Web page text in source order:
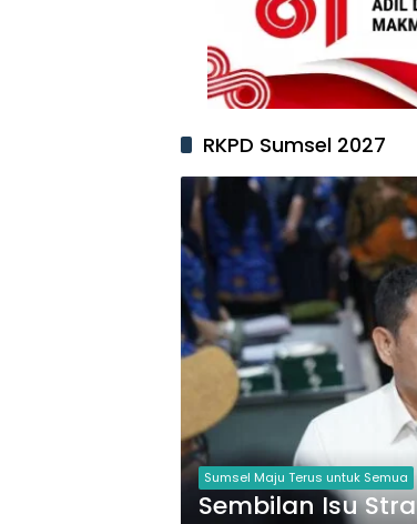
RKPD Sumsel 2027
Sumsel Maju Terus untuk Semua
Sembilan Isu